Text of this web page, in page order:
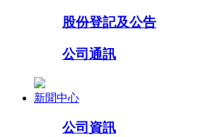
股份登記及公告
公司通訊
新聞中心
公司資訊